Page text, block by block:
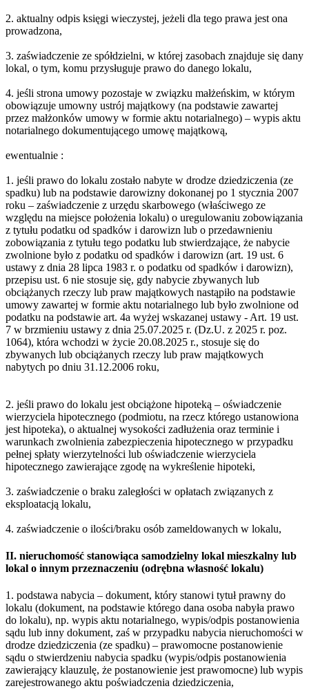
2. aktualny odpis księgi wieczystej, jeżeli dla tego prawa jest ona
prowadzona,
3. zaświadczenie ze spółdzielni, w której zasobach znajduje się dany
lokal, o tym, komu przysługuje prawo do danego lokalu,
4. jeśli strona umowy pozostaje w związku małżeńskim, w którym
obowiązuje umowny ustrój majątkowy (na podstawie zawartej
przez małżonków umowy w formie aktu notarialnego) – wypis aktu
notarialnego dokumentującego umowę majątkową,
ewentualnie :
1. jeśli prawo do lokalu zostało nabyte w drodze dziedziczenia (ze
spadku) lub na podstawie darowizny dokonanej po 1 stycznia 2007
roku – zaświadczenie z urzędu skarbowego (właściwego ze
względu na miejsce położenia lokalu) o uregulowaniu zobowiązania
z tytułu podatku od spadków i darowizn lub o przedawnieniu
zobowiązania z tytułu tego podatku lub stwierdzające, że nabycie
zwolnione było z podatku od spadków i darowizn (art. 19 ust. 6
ustawy z dnia 28 lipca 1983 r. o podatku od spadków i darowizn),
przepisu ust. 6 nie stosuje się, gdy nabycie zbywanych lub
obciążanych rzeczy lub praw majątkowych nastąpiło na podstawie
umowy zawartej w formie aktu notarialnego lub było zwolnione od
podatku na podstawie art. 4a wyżej wskazanej ustawy - Art. 19 ust.
7 w brzmieniu ustawy z dnia 25.07.2025 r. (Dz.U. z 2025 r. poz.
1064), która wchodzi w życie 20.08.2025 r., stosuje się do
zbywanych lub obciążanych rzeczy lub praw majątkowych
nabytych po dniu 31.12.2006 roku,
2. jeśli prawo do lokalu jest obciążone hipoteką – oświadczenie
wierzyciela hipotecznego (podmiotu, na rzecz którego ustanowiona
jest hipoteka), o aktualnej wysokości zadłużenia oraz terminie i
warunkach zwolnienia zabezpieczenia hipotecznego w przypadku
pełnej spłaty wierzytelności lub oświadczenie wierzyciela
hipotecznego zawierające zgodę na wykreślenie hipoteki,
3. zaświadczenie o braku zaległości w opłatach związanych z
eksploatacją lokalu,
4. zaświadczenie o ilości/braku osób zameldowanych w lokalu,
II. nieruchomość stanowiąca samodzielny lokal mieszkalny lub
lokal o innym przeznaczeniu (odrębna własność lokalu)
1. podstawa nabycia – dokument, który stanowi tytuł prawny do
lokalu (dokument, na podstawie którego dana osoba nabyła prawo
do lokalu), np. wypis aktu notarialnego, wypis/odpis postanowienia
sądu lub inny dokument, zaś w przypadku nabycia nieruchomości w
drodze dziedziczenia (ze spadku) – prawomocne postanowienie
sądu o stwierdzeniu nabycia spadku (wypis/odpis postanowienia
zawierający klauzulę, że postanowienie jest prawomocne) lub wypis
zarejestrowanego aktu poświadczenia dziedziczenia,